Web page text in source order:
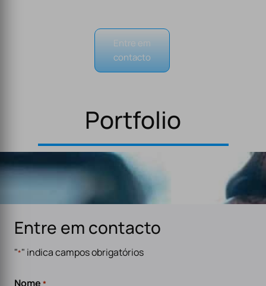
Entre em
contacto
Portfolio
Entre em contacto
"*" indica campos obrigatórios
Nome *